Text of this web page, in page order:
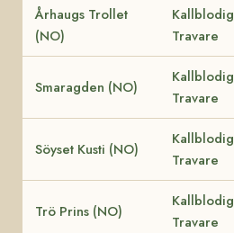
Århaugs Trollet
(NO)
Kallblodig
Travare
Smaragden (NO)
Kallblodig
Travare
Söyset Kusti (NO)
Kallblodig
Travare
Trö Prins (NO)
Kallblodig
Travare